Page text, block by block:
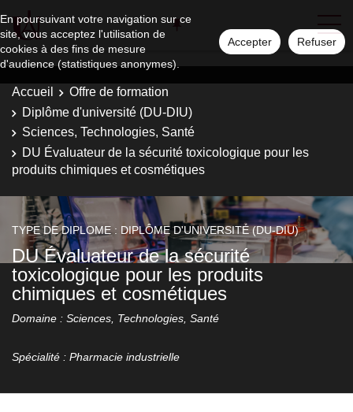
En poursuivant votre navigation sur ce
site, vous acceptez l'utilisation de
cookies à des fins de mesure
d'audience (statistiques anonymes).
Accepter Refuser
Accueil
Offre de formation
Diplôme d'université (DU-DIU)
Sciences, Technologies, Santé
DU Évaluateur de la sécurité toxicologique pour les
produits chimiques et cosmétiques
TYPE DE DIPLOME : DIPLÔME D'UNIVERSITÉ (DU-DIU)
DU Évaluateur de la sécurité
toxicologique pour les produits
chimiques et cosmétiques
Domaine : Sciences, Technologies, Santé
Spécialité : Pharmacie industrielle